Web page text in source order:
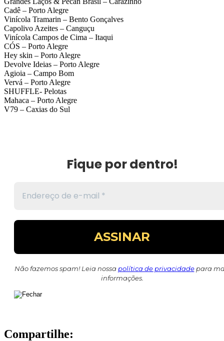
Cadê – Porto Alegre
Vinícola Tramarin – Bento Gonçalves
Capolivo Azeites – Canguçu
Vinícola Campos de Cima – Itaqui
CÓS – Porto Alegre
Hey skin – Porto Alegre
Devolve Ideias – Porto Alegre
Agioia – Campo Bom
Vervá – Porto Alegre
SHUFFLE- Pelotas
Mahaca – Porto Alegre
V79 – Caxias do Sul
Fique por dentro!
Não fazemos spam! Leia nossa política de privacidadepara
informações.
Compartilhe: